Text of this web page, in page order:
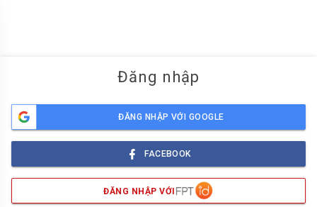
Đăng nhập
ĐĂNG NHẬP VỚI GOOGLE
FACEBOOK
ĐĂNG NHẬP VỚI